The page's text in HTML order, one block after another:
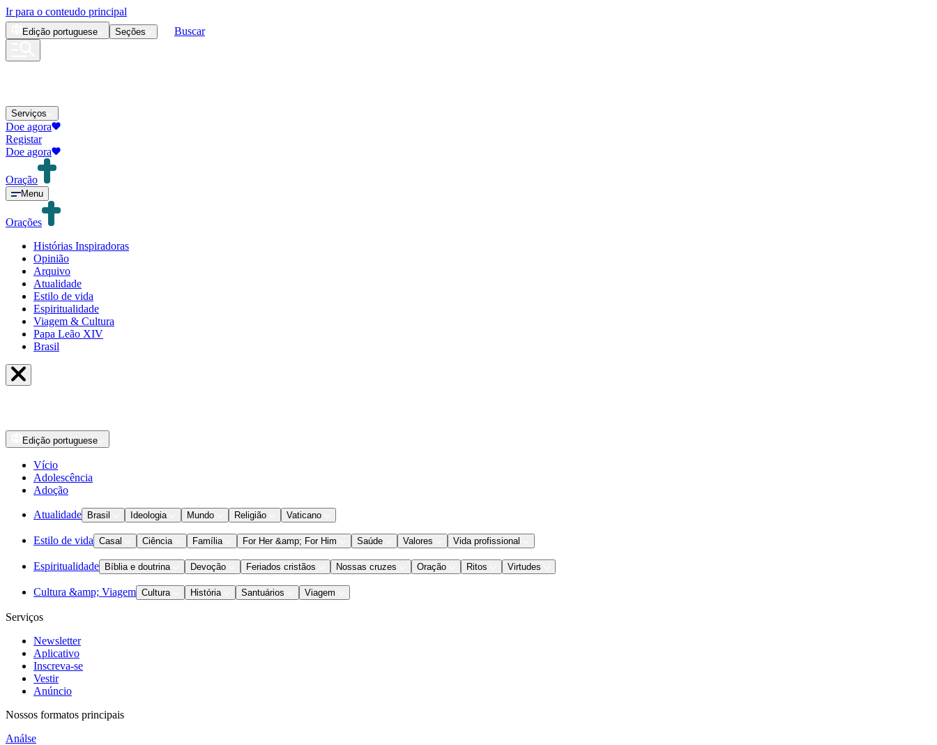
Ir para o conteudo principal
Edição portuguese Seções Buscar
Serviços
Doe agora
Registar
Doe agora
Oração
Menu
Orações
Histórias Inspiradoras
Opinião
Arquivo
Atualidade
Estilo de vida
Espiritualidade
Viagem & Cultura
Papa Leão XIV
Brasil
Edição portuguese
Vício
Adolescência
Adoção
Atualidade Brasil Ideologia Mundo Religião Vaticano
Estilo de vida Casal Ciência Família For Her &amp; For Him Saúde Valores Vida profissional
Espiritualidade Bíblia e doutrina Devoção Feriados cristãos Nossas cruzes Oração Ritos Virtudes
Cultura &amp; Viagem Cultura História Santuários Viagem
Serviços
Newsletter
Aplicativo
Inscreva-se
Vestir
Anúncio
Nossos formatos principais
Análse